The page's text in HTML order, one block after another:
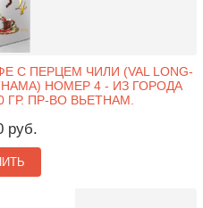
ПЕРЦЕМ ЧИЛИ (VAL LONG-
НОМЕР 4 - ИЗ ГОРОДА
ГР. ПР-ВО ВЬЕТНАМ.
руб.